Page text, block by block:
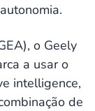
o Geely
a usar o
intelligence,
de